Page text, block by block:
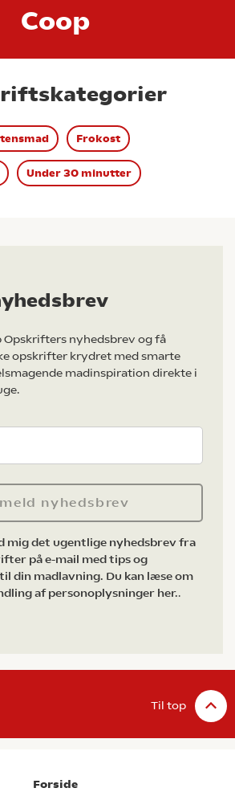
Coop
Frokost
Under 30 minutter
Opskrifters nyhedsbrev og få
opskrifter krydret med smarte
madinspiration direkte i
nyhedsbrev
mig det ugentlige nyhedsbrev fra
på e-mail med tips og
din madlavning. Du kan læse om
af personoplysninger her..
Til top
Forside